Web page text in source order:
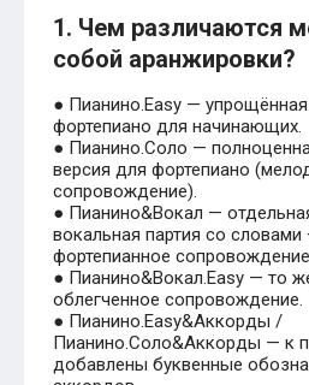
1. Чем различаются
собой аранжировки?
● Пианино.Easy — упрощённая
фортепиано для начинающих.
● Пианино.Соло —
версия для фортепиано
сопровождение).
● Пианино&Вокал —
вокальная партия со словами
фортепианное
● Пианино&Вокал.Easy — то
облегченное сопровождение.
● Пианино.Easy&Аккорды /
Пианино.Соло&Аккорды — к
добавлены буквенные